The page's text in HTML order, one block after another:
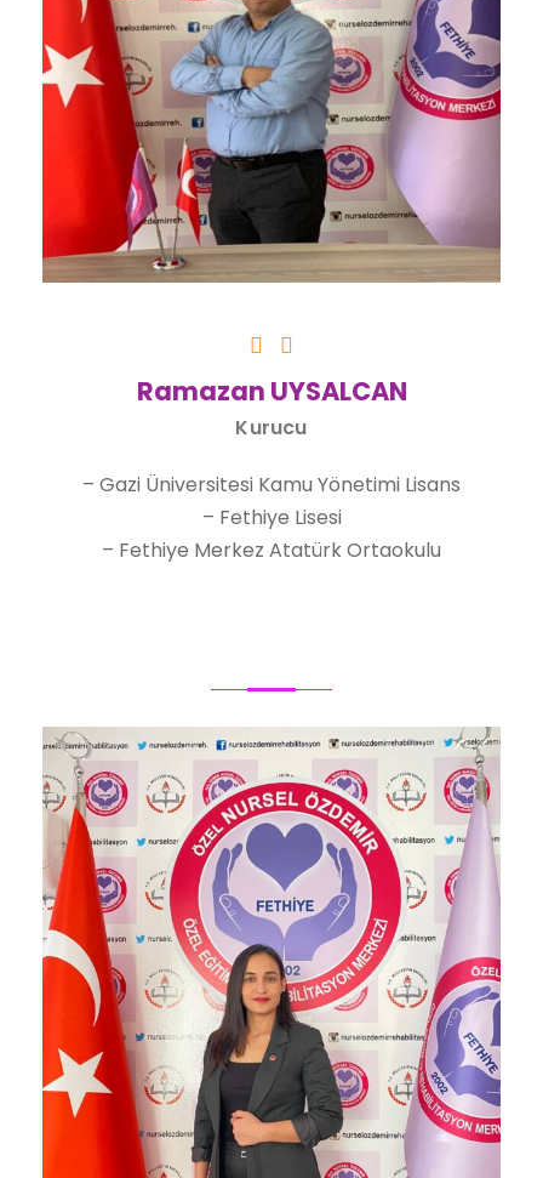
Ramazan UYSALCAN
Kurucu
– Gazi Üniversitesi Kamu Yönetimi Lisans
– Fethiye Lisesi
– Fethiye Merkez Atatürk Ortaokulu